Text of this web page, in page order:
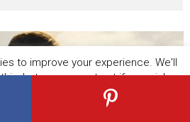
to improve your experience. We'll
but you can opt-out if you wish.